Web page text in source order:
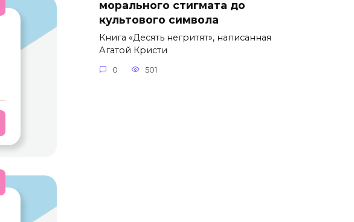
морального стигмата до
культового символа
Книга «Десять негритят», написанная
Агатой Кристи
0 501